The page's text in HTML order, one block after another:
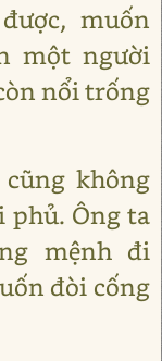
muốn
một người
nổi trống
không
phủ. Ông ta
mệnh đi
đòi cống